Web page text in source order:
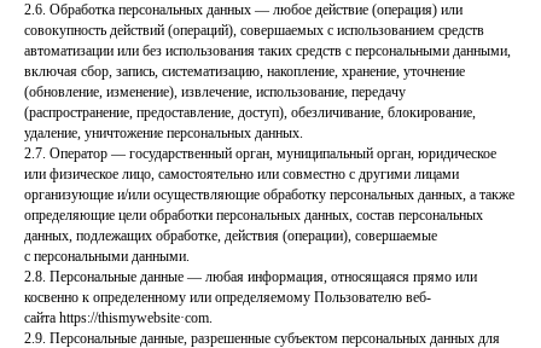
2.6. Обработка персональных данных — любое действие (операция) или
совокупность действий (операций), совершаемых с использованием средств
автоматизации или без использования таких средств с персональными данными,
включая сбор, запись, систематизацию, накопление, хранение, уточнение
(обновление, изменение), извлечение, использование, передачу
(распространение, предоставление, доступ), обезличивание, блокирование,
удаление, уничтожение персональных данных.
2.7. Оператор — государственный орган, муниципальный орган, юридическое
или физическое лицо, самостоятельно или совместно с другими лицами
организующие и/или осуществляющие обработку персональных данных, а также
определяющие цели обработки персональных данных, состав персональных
данных, подлежащих обработке, действия (операции), совершаемые
с персональными данными.
2.8. Персональные данные — любая информация, относящаяся прямо или
косвенно к определенному или определяемому Пользователю веб-
сайта httpsː//thismywebsite·com.
2.9. Персональные данные, разрешенные субъектом персональных данных для